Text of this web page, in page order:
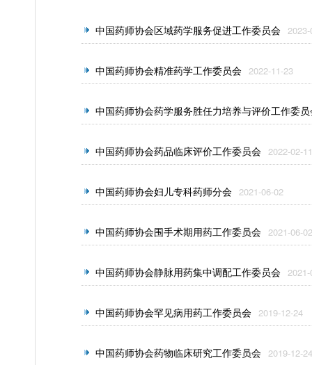
中国药师协会区域药学服务促进工作委员会
中国药师协会精准药学工作委员会 2022-11-23
中国药师协会药学服务胜任力培养与评价工作委
中国药师协会药品临床评价工作委员会 2022-02-11
中国药师协会妇儿专科药师分会 2021-06-02
中国药师协会围手术期用药工作委员会 2021-06-02
中国药师协会静脉用药集中调配工作委员会
中国药师协会罕见病用药工作委员会 2019-12-24
中国药师协会药物临床研究工作委员会 2019-12-24